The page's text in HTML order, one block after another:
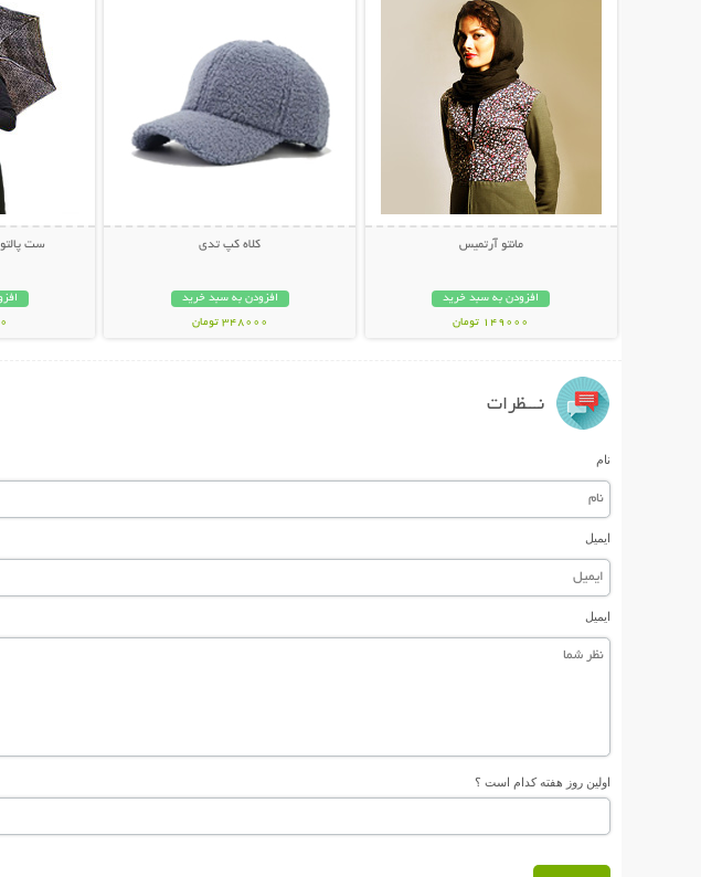
مانتو آرتمیس
افزودن به سبد خرید
149000 تومان
کلاه کپ تدی
افزودن به سبد خرید
348000 تومان
ست
نـــظرات
نام
ایمیل
ایمیل
اولین روز هفته کدام است ؟